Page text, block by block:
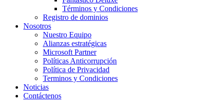
Términos y Condiciones
Registro de dominios
Nosotros
Nuestro Equipo
Alianzas estratégicas
Microsoft Partner
Políticas Anticorrupción
Política de Privacidad
Terminos y Condiciones
Noticias
Contáctenos